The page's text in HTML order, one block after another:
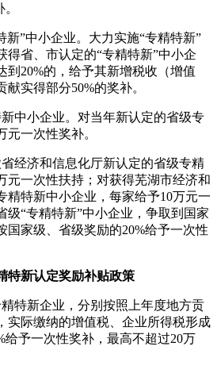
新”中小企业。大力实施“专精特新”
得省、市认定的“专精特新”中小企
到20%的，给予其新增税收（增值
实得部分50%的奖补。
中小企业。对当年新认定的省级专
元一次性奖补。
经济和信息化厅新认定的省级专精
元一次性扶持；对获得芜湖市经济和
精特新中小企业，每家给予10万元一
级“专精特新”中小企业，争取到国家
国家级、省级奖励的20%给予一次性
特新认定奖励补贴政策
特新企业，分别按照上年度地方贡
实际缴纳的增值税、企业所得税形成
给予一次性奖补，最高不超过20万